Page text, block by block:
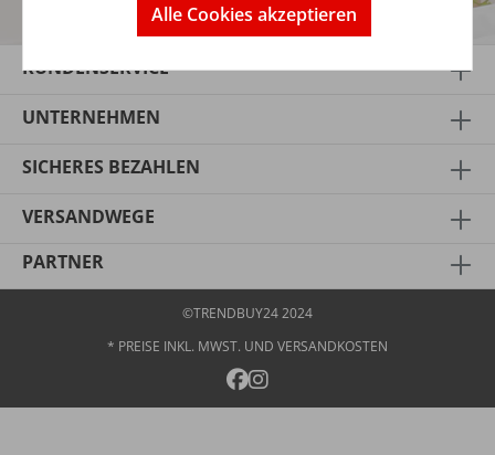
*Gutschein nur ab meinem Mindestbestellwert von 75,00€ einlösbar.
KUNDENSERVICE
UNTERNEHMEN
SICHERES BEZAHLEN
VERSANDWEGE
PARTNER
* PREISE INKL. MWST. UND VERSANDKOSTEN
©TRENDBUY24 2024
Alle Cookies akzeptieren